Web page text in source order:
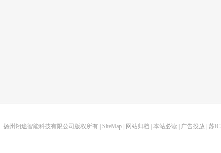
扬州翎途智能科技有限公司版权所有 | SiteMap | 网站归档 | 本站必读 | 广告投放 | 苏